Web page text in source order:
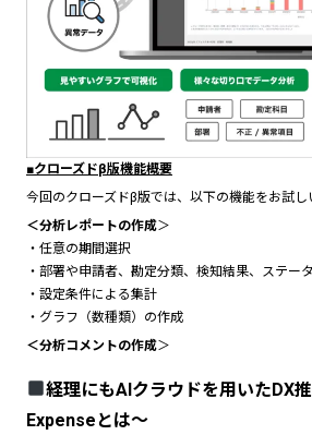
■クローズドβ版機能概要
今回のクローズドβ版では、以下の機能をお試し
＜分析レポートの作成＞
・任意の期間選択
・部署や申請者、勘定分類、検知結果、ステー
・設定条件による集計
・グラフ（数種類）の作成
＜分析コメントの作成＞
経理にもAIクラウドを用いたDX
Expenseとは〜